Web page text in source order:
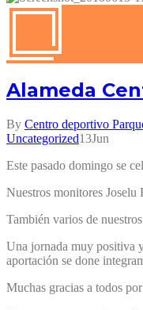
Alameda
By Centro deportivo
Uncategorized13Jun
Este pasado domingo se
Nuestros monitores
También varios de
Una jornada muy positiva
aportación se done
Muchas gracias a todos